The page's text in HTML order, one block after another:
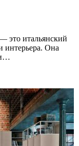
это итальянский
интерьера. Она
и…